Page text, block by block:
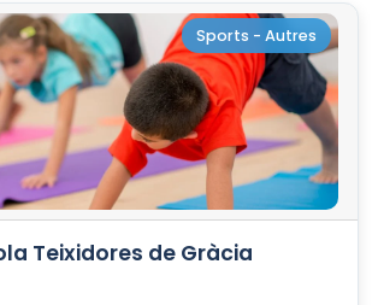
Sports - Autres
Teixidores de Gràcia